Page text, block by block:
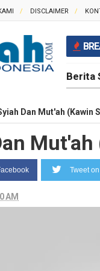
DISCLAIMER
Berita
Dan Mut'ah (Kawin
Tweet
AM